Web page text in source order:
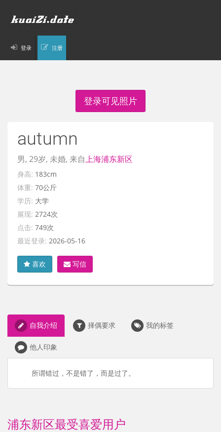
登录 注册
登录可见照片
autumn
男, 29岁, 未婚, 来自上海浦东新区
身高: 183cm
体重: 70公斤
学历: 大学
展现: 2724次
点击: 749次
最近登录: 2026-05-16
喜欢 写信
自我介绍 择偶要求 我的标签
他人印象
所谓错过，不是错了，而是过了。
浦东新区最受喜爱用户